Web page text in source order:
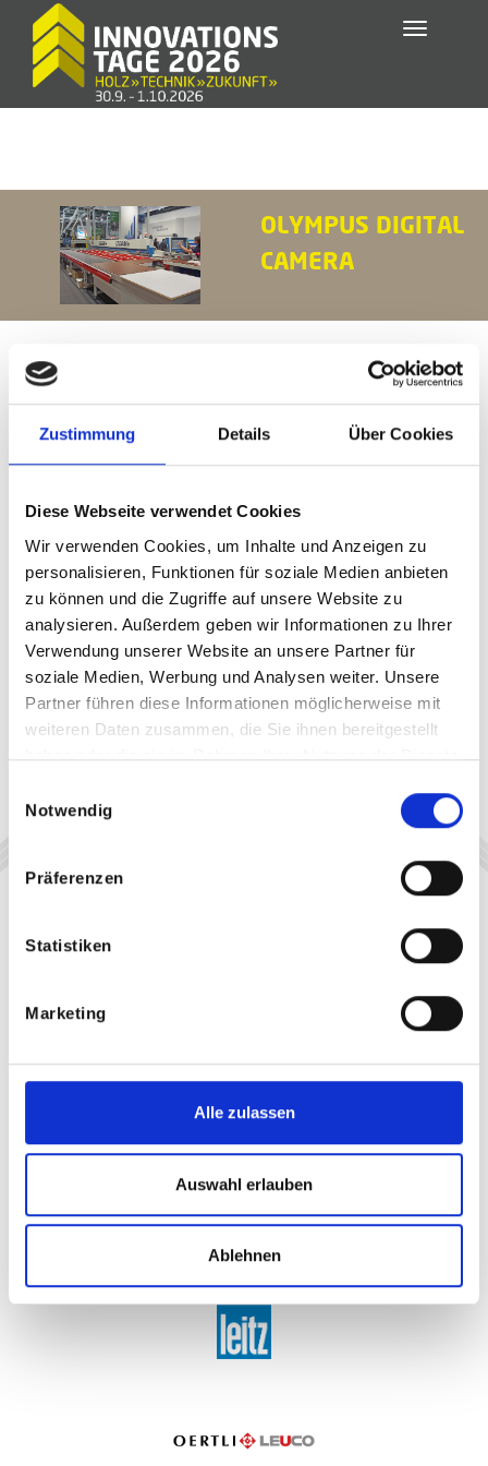
Zustimmung Details Über Cookies
Diese Webseite verwendet Cookies
Wir verwenden Cookies, um Inhalte und Anzeigen zu
personalisieren, Funktionen für soziale Medien anbieten
zu können und die Zugriffe auf unsere Website zu
analysieren. Außerdem geben wir Informationen zu Ihrer
Verwendung unserer Website an unsere Partner für
soziale Medien, Werbung und Analysen weiter. Unsere
Partner führen diese Informationen möglicherweise mit
weiteren Daten zusammen, die Sie ihnen bereitgestellt
haben oder die sie im Rahmen Ihrer Nutzung der Dienste
Notwendig
Präferenzen
Statistiken
Marketing
Alle zulassen
Auswahl erlauben
Ablehnen
Toggle
OLYMPUS DIGITAL
CAMERA